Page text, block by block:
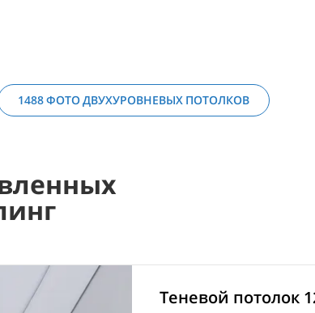
1488 ФОТО ДВУХУРОВНЕВЫХ ПОТОЛКОВ
Теневой потолок